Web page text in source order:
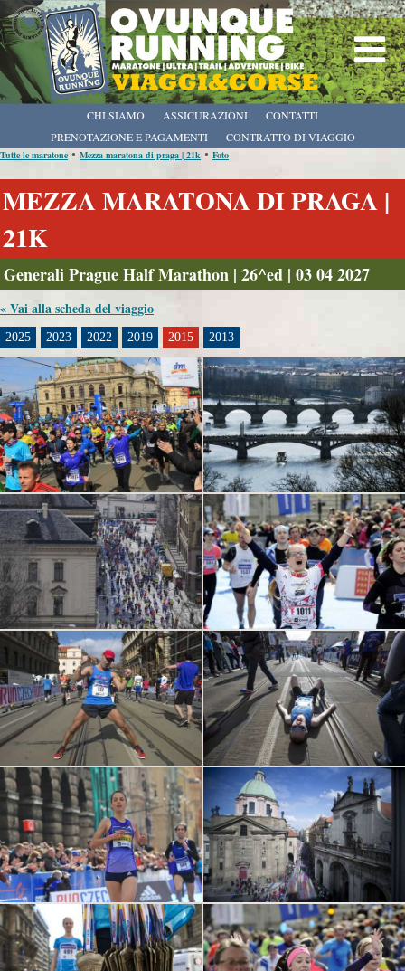
CHI SIAMO
PRENOTAZIONE E PAGAMENTI
CONTRATTO DI VIAGGIO
ASSICURAZIONI CONTATTI
Tutte le maratone • Mezza maratona di praga | 21k • Foto
MEZZA MARATONA DI PRAGA |
21K
Generali Prague Half Marathon | 26^ed | 03 04 2027
« Vai alla scheda del viaggio
2025 2023 2022 2019 2015 2013